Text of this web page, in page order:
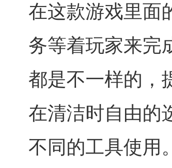
在这款游戏里面
务等着玩家来完
都是不一样的，
在清洁时自由的
不同的工具使用。